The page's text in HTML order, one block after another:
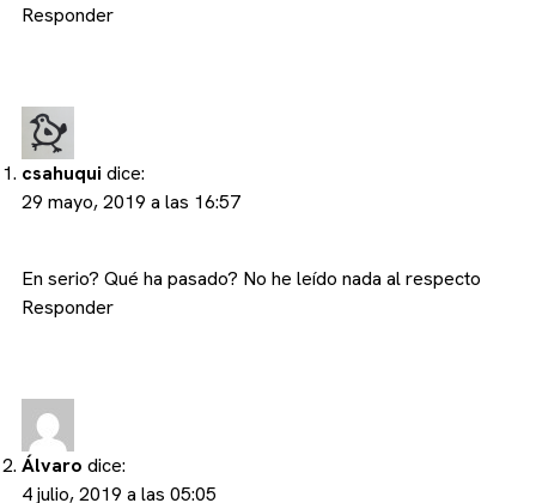
Responder
csahuqui dice:
29 mayo, 2019 a las 16:57
En serio? Qué ha pasado? No he leído nada al respecto
Responder
Álvaro dice:
4 julio, 2019 a las 05:05